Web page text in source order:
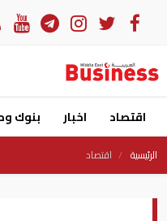
اقتصاد اخبار بنوك
الرئيسية اقتصاد